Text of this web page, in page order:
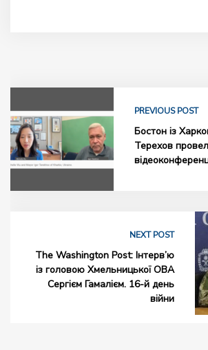
PREVIOUS POST
Бостон із
Терехов
NEXT POST
The Washington Post: Інтерв’ю
із головою Хмельницької ОВА
Сергієм Гамалієм. 16-й день
війни